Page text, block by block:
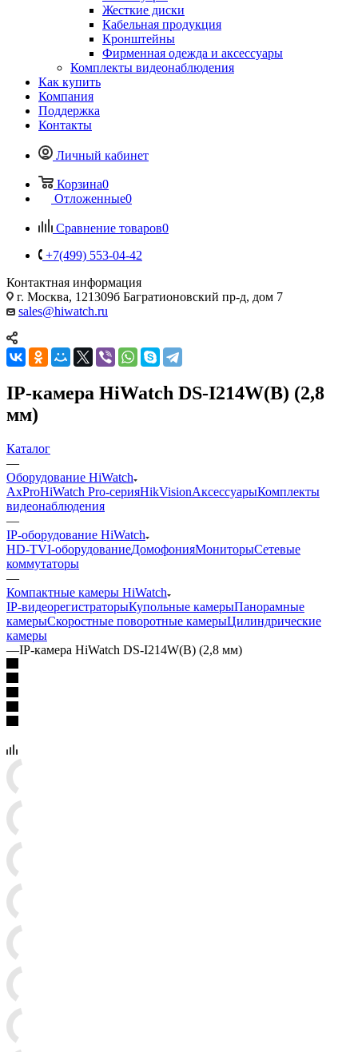
Жесткие диски
Кабельная продукция
Кронштейны
Фирменная одежда и аксессуары
Комплекты видеонаблюдения
Как купить
Компания
Поддержка
Контакты
Личный кабинет
Корзина0
Отложенные0
Сравнение товаров0
+7(499) 553-04-42
Контактная информация
г. Москва, 121309б Багратионовский пр-д, дом 7
sales@hiwatch.ru
IP-камера HiWatch DS-I214W(B) (2,8
мм)
Каталог
—
Оборудование HiWatch
AxProHiWatch Pro-серияHikVisionАксессуарыКомплекты
видеонаблюдения
—
IP-оборудование HiWatch
HD-TVI-оборудованиеДомофонияМониторыСетевые
коммутаторы
—
Компактные камеры HiWatch
IP-видеорегистраторыКупольные камерыПанорамные
камерыСкоростные поворотные камерыЦилиндрические
камеры
—IP-камера HiWatch DS-I214W(B) (2,8 мм)